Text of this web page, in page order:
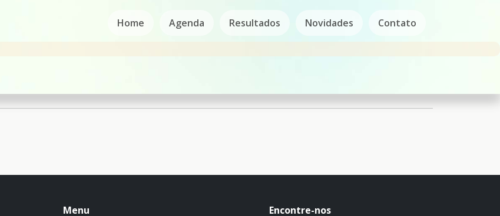
Home Agenda Resultados Novidades Contato
Menu
Encontre-nos